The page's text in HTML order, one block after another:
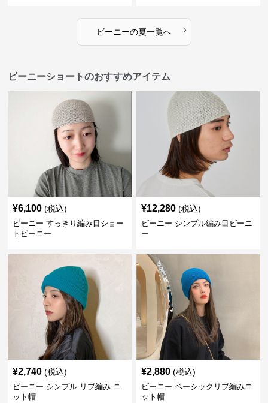
ビーニーの夏一覧へ ›
ビーニーショートのおすすめアイテム
¥6,100 (税込)
ビーニー すっきり編み目ショー
トビーニー
¥12,280 (税込)
ビーニー シンプル編み目ビーニ
ー
¥2,740 (税込)
ビーニー シンプル リブ編み ニ
ット帽
¥2,880 (税込)
ビーニー ベーシックリブ編みニ
ット帽